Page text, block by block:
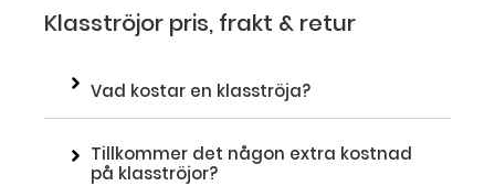
Klasströjor pris, frakt & retur
Vad kostar en klasströja?
Tillkommer det någon extra kostnad
på klasströjor?